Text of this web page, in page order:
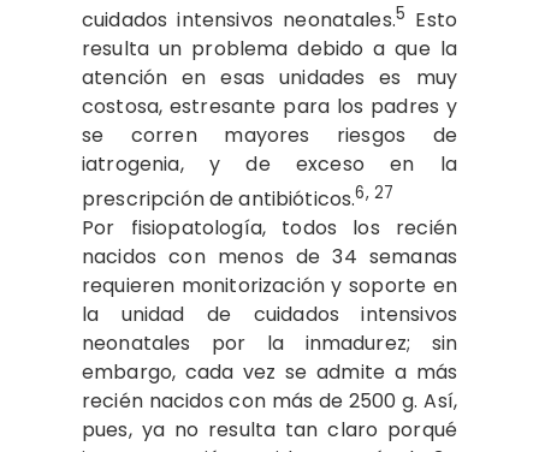
cuidados intensivos neonatales.5 Esto
resulta un problema debido a que la
atención en esas unidades es muy
costosa, estresante para los padres y
se corren mayores riesgos de
iatrogenia, y de exceso en la
prescripción de antibióticos.6, 27
Por fisiopatología, todos los recién
nacidos con menos de 34 semanas
requieren monitorización y soporte en
la unidad de cuidados intensivos
neonatales por la inmadurez; sin
embargo, cada vez se admite a más
recién nacidos con más de 2500 g. Así,
pues, ya no resulta tan claro porqué